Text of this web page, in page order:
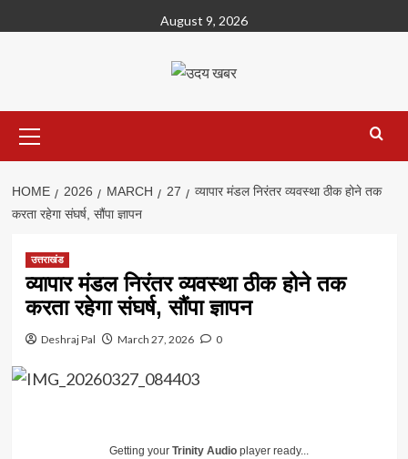
to
August 9, 2026
Menu
HOME 2026 MARCH 27
व्यापार मंडल निरंतर व्यवस्था ठीक होने तक
करता रहेगा संघर्ष, सौंपा ज्ञापन
उत्तराखंड
व्यापार मंडल निरंतर व्यवस्था ठीक होने तक
करता रहेगा संघर्ष, सौंपा ज्ञापन
Deshraj Pal March 27, 2026 0
Getting your Trinity Audioplayer ready...